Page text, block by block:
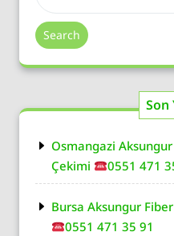
Search
Son
Osmangazi
Çekimi
0551 471
Bursa Aksungur
0551 471 35 91